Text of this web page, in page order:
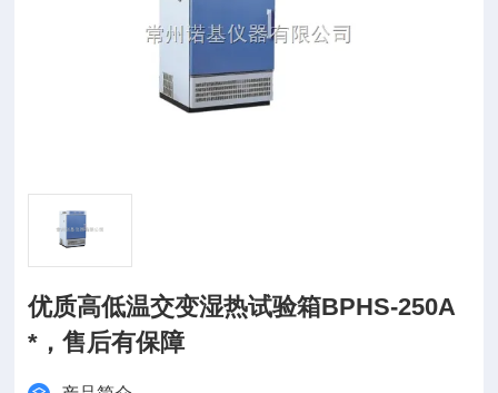
优质高低温交变湿热试验箱BPHS-250A
*，售后有保障